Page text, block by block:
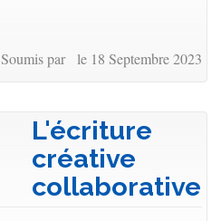
Soumis par le 18 Septembre 2023
L'écriture
créative
collaborative